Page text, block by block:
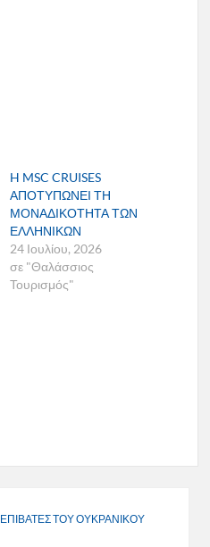
H MSC CRUISES
ΑΠΟΤΥΠΩΝΕΙ ΤΗ
ΜΟΝΑΔΙΚΟΤΗΤΑ ΤΩΝ
ΕΛΛΗΝΙΚΩΝ
24 Ιουλίου, 2026
σε "Θαλάσσιος
Τουρισμός"
ΕΠΙΒΑΤΕΣ ΤΟΥ ΟΥΚΡΑΝΙΚΟΥ